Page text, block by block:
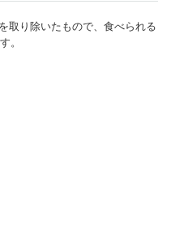
取り除いたもので、食べられる
。